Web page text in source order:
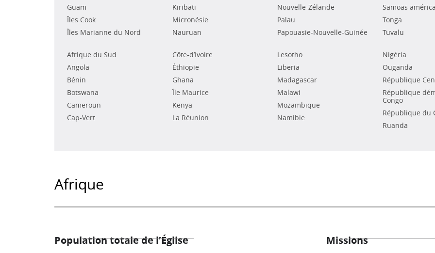
Guam
Îles Cook
Îles Marianne du Nord
Kiribati
Micronésie
Nauruan
Nouvelle-Zélande
Palau
Papouasie-Nouvelle-Guinée
Samoas
Tonga
Tuvalu
Afrique du Sud
Angola
Bénin
Botswana
Cameroun
Cap-Vert
Côte-d’Ivoire
Éthiopie
Ghana
Île Maurice
Kenya
La Réunion
Lesotho
Liberia
Madagascar
Malawi
Mozambique
Namibie
Nigéria
Ouganda
République
République
Congo
République du
Ruanda
Afrique
Population totale de l’Église Missions